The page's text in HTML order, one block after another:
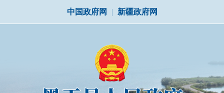
中国政府网 | 新疆政府网